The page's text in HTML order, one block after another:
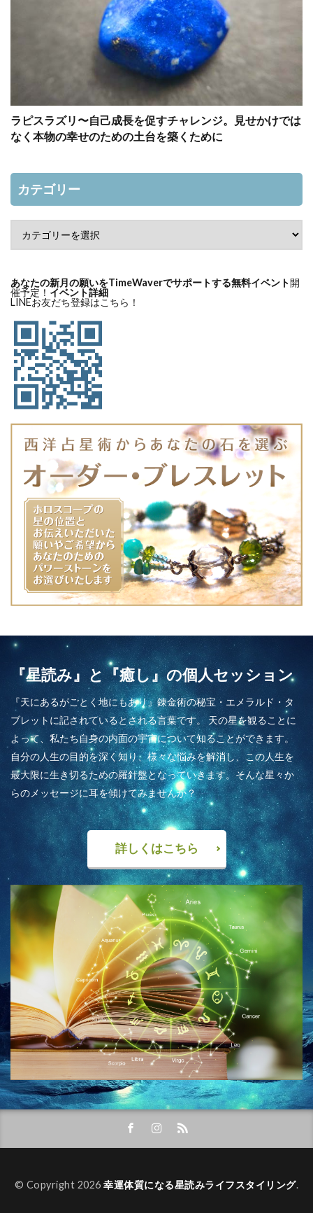
ラピスラズリ〜自己成長を促すチャレンジ。見せかけでは
なく本物の幸せのための土台を築くために
カテゴリー
あなたの新月の願いをTimeWaverでサポートする無料イベント開
催予定！ イベント詳細
LINEお友だち登録はこちら！
『星読み』と『癒し』の個人セッション
『天にあるがごとく地にもあり』錬金術の秘宝・エメラルド・タ
ブレットに記されているとされる言葉です。 天の星を観ることに
よって、私たち自身の内面の宇宙について知ることができます。
自分の人生の目的を深く知り、様々な悩みを解消し、この人生を
最大限に生き切るための羅針盤となっていきます。そんな星々か
らのメッセージに耳を傾けてみませんか？
詳しくはこちら
© Copyright 2026幸運体質になる星読みライフスタイリング.